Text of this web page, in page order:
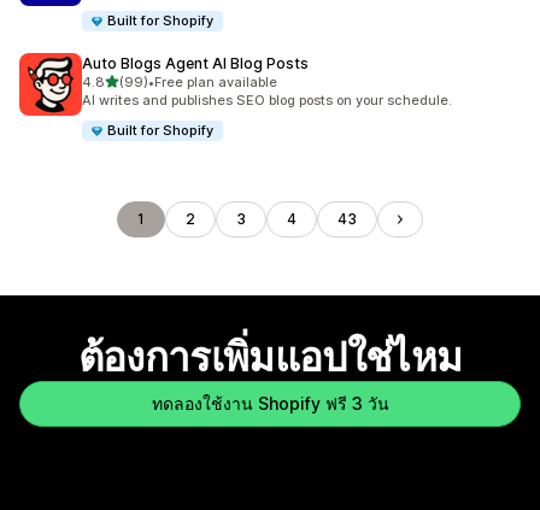
Built for Shopify
Auto Blogs Agent AI Blog Posts
4.8เต็ม 5 ดาว
(99)
ทั้งหมด 99 รีวิว
•Free plan available
AI writes and publishes SEO blog posts on your schedule.
Built for Shopify
1 2 3 4 43
ต้องการเพิ่มแอปใช่ไหม
ทดลองใช้งาน Shopify ฟรี 3 วัน